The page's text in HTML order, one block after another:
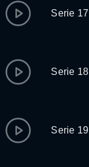
Serie 17
Serie 18
Serie 19